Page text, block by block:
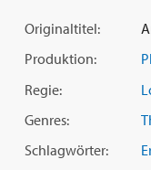
Originaltitel:
Produktion:
Regie:
Genres:
Schlagwörter: